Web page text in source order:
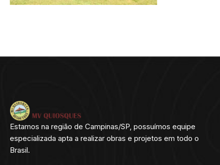
Estamos na região de Campinas/SP, possuímos equipe
especializada apta a realizar obras e projetos em todo o
Brasil.